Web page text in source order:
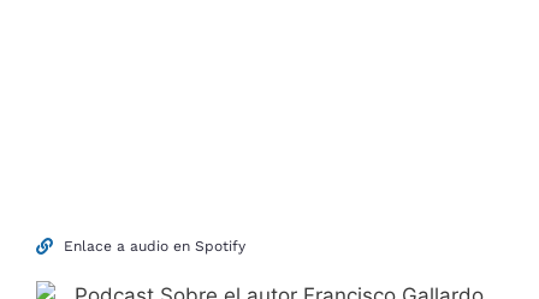
Enlace a audio en Spotify